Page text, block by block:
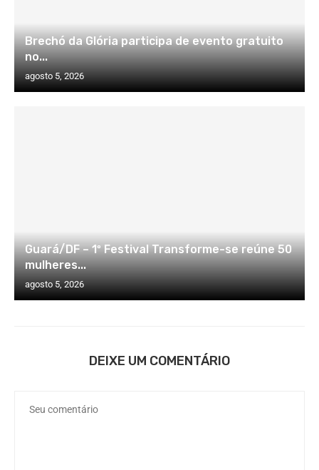
Brechó da Glória participa de evento gratuito
no...
agosto 5, 2026
Guará/DF – 1º Festival Transforme-se reúne 50
mulheres...
agosto 5, 2026
DEIXE UM COMENTÁRIO